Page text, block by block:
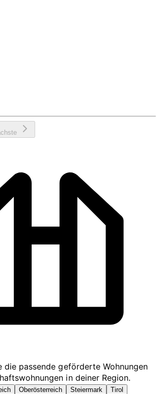
die passende geförderte Wohnungen
in deiner Region.
Oberösterreich Steiermark
Tirol